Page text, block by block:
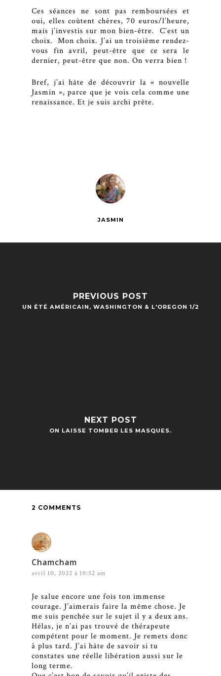
Ces séances ne sont pas remboursées et
oui, elles coûtent chères, 70 euros/l’heure,
mais j’investis sur mon bien-être. C’est un
choix. Mon choix. J’ai un troisième rendez-
vous fin avril, peut-être que ce sera le
dernier, peut-être que non. On verra bien !
Bref, j’ai hâte de découvrir la « nouvelle
Jasmin », parce que je vois cela comme une
renaissance. Et je suis archi prête.
JASMIN
PREVIOUS POST
UN ÉTÉ AMÉRICAIN, WASHINGTON & L'OREGON 1/2
NEXT POST
ON LAISSE TOMBER LES MASQUES.
2 COMMENTS
Chamcham
avril 10, 2022 à 10:52 am
Je salue encore une fois ton immense
courage. J’aimerais faire la même chose. Je
me suis penchée sur le sujet il y a deux ans.
Hélas, je n’ai pas trouvé de thérapeute
compétent pour le moment. Je remets donc
à plus tard. J’ai hâte de savoir si tu
constates une réelle libération aussi sur le
long terme.